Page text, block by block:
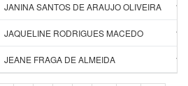
JANINA SANTOS DE ARAUJO OLIVEIRA
JAQUELINE RODRIGUES MACEDO
JEANE FRAGA DE ALMEIDA